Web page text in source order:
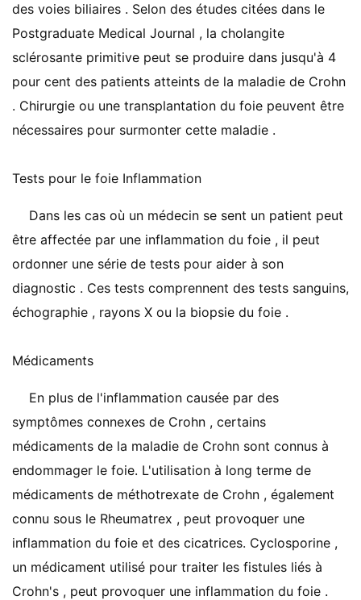
des voies biliaires . Selon des études citées dans le
Postgraduate Medical Journal , la cholangite
sclérosante primitive peut se produire dans jusqu'à 4
pour cent des patients atteints de la maladie de Crohn
. Chirurgie ou une transplantation du foie peuvent être
nécessaires pour surmonter cette maladie .
Tests pour le foie Inflammation
Dans les cas où un médecin se sent un patient peut
être affectée par une inflammation du foie , il peut
ordonner une série de tests pour aider à son
diagnostic . Ces tests comprennent des tests sanguins,
échographie , rayons X ou la biopsie du foie .
Médicaments
En plus de l'inflammation causée par des
symptômes connexes de Crohn , certains
médicaments de la maladie de Crohn sont connus à
endommager le foie. L'utilisation à long terme de
médicaments de méthotrexate de Crohn , également
connu sous le Rheumatrex , peut provoquer une
inflammation du foie et des cicatrices. Cyclosporine ,
un médicament utilisé pour traiter les fistules liés à
Crohn's , peut provoquer une inflammation du foie .